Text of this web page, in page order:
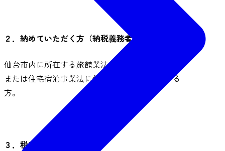
２．納めていただく方（納税義務者）
仙台市内に所在する旅館業法（下宿営業を除く）
または住宅宿泊事業法に係る宿泊施設に宿泊する
方。
３．税率